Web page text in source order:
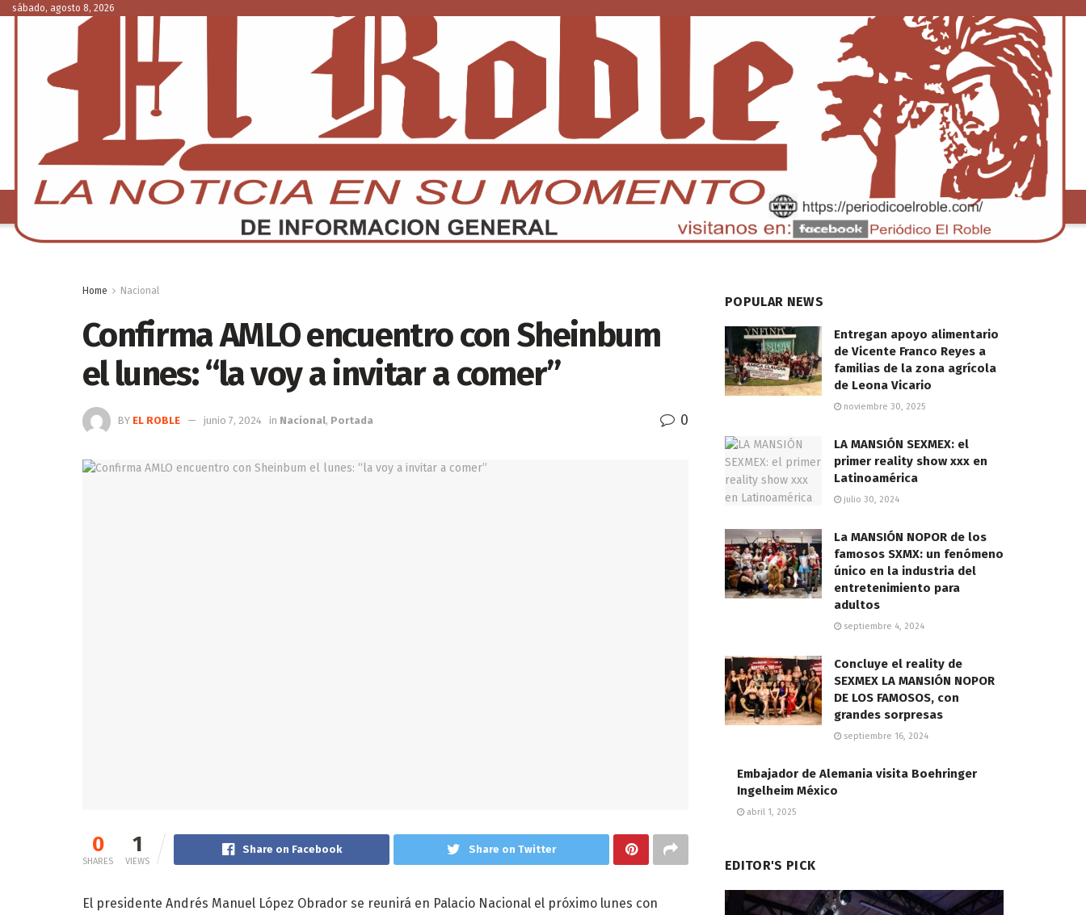
sábado, agosto 8, 2026
NACIONAL CDMX EDOMEX ECONOMÍA INTERNACIONAL DEPORTES TENDENCIA
Home Nacional
Confirma AMLO encuentro con Sheinbum
el lunes: “la voy a invitar a comer”
BY EL ROBLE junio 7, 2024 in Nacional, Portada 0
0
SHARES
1
VIEWS
Share on Facebook Share on Twitter
El presidente Andrés Manuel López Obrador se reunirá en Palacio Nacional el próximo lunes con
POPULAR NEWS
Entregan apoyo alimentario
de Vicente Franco Reyes a
familias de la zona agrícola
de Leona Vicario
noviembre 30, 2025
LA MANSIÓN SEXMEX: el
primer reality show xxx en
Latinoamérica
julio 30, 2024
La MANSIÓN NOPOR de los
famosos SXMX: un fenómeno
único en la industria del
entretenimiento para
adultos
septiembre 4, 2024
Concluye el reality de
SEXMEX LA MANSIÓN NOPOR
DE LOS FAMOSOS, con
grandes sorpresas
septiembre 16, 2024
Embajador de Alemania visita Boehringer
Ingelheim México
abril 1, 2025
EDITOR'S PICK